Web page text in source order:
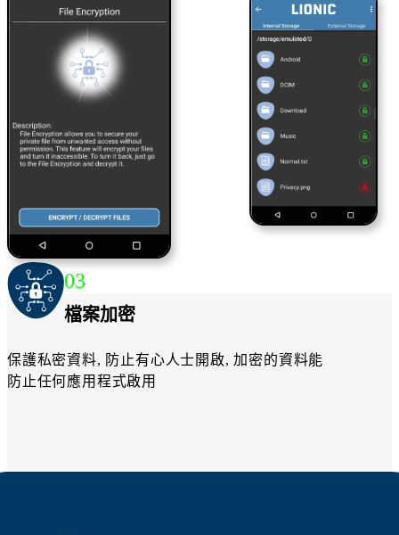
03
檔案加密
保護私密資料, 防止有心人士開啟, 加密的資料能
防止任何應用程式啟用